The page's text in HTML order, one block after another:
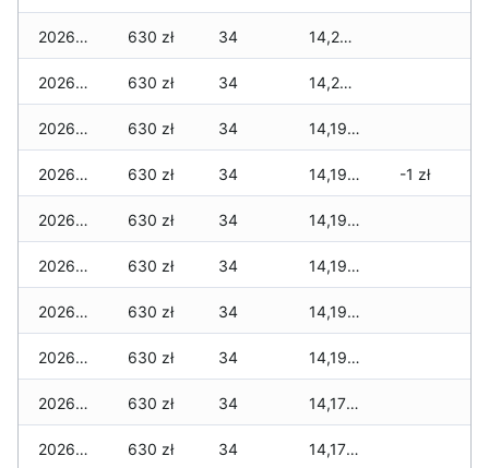
2026-02-13 630 zł 34 14,238 zł
2026-02-12 630 zł 34 14,238 zł
2026-02-11 630 zł 34 14,196 zł
2026-02-10 630 zł 34 14,196 zł -1 zł
2026-02-09 630 zł 34 14,196 zł
2026-02-08 630 zł 34 14,196 zł
2026-02-07 630 zł 34 14,196 zł
2026-02-06 630 zł 34 14,196 zł
2026-02-05 630 zł 34 14,175 zł
2026-02-04 630 zł 34 14,175 zł